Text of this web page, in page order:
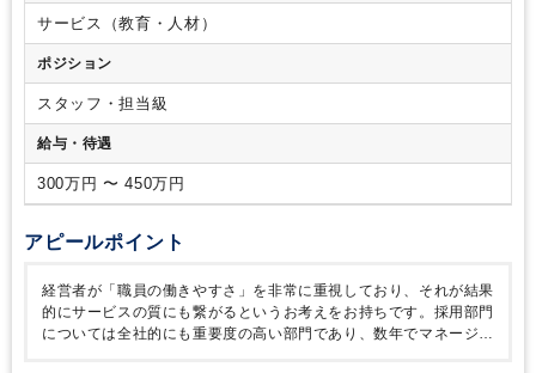
サービス（教育・人材）
ポジション
スタッフ・担当級
給与・待遇
300万円 〜 450万円
アピールポイント
経営者が「職員の働きやすさ」を非常に重視しており、それが結果
的にサービスの質にも繋がるというお考えをお持ちです。採用部門
については全社的にも重要度の高い部門であり、数年でマネージャ